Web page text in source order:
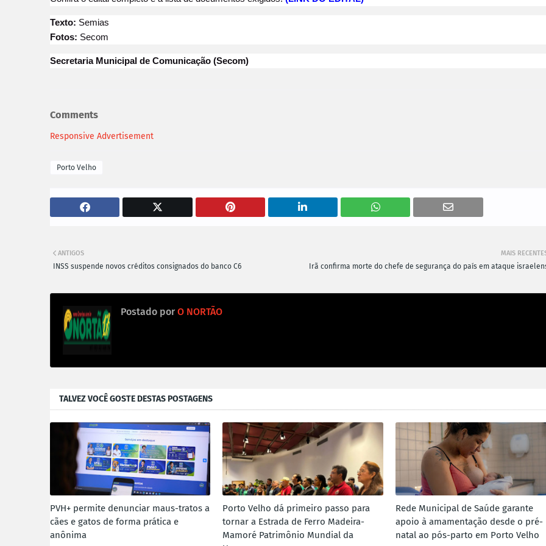
Texto: Semias
Fotos: Secom
Secretaria Municipal de Comunicação (Secom)
Comments
Responsive Advertisement
Porto Velho
MAIS
Irã confirma morte do chefe de segurança do país em ataque
ANTIGOS
INSS suspende novos créditos consignados do banco C6
Postado por O NORTÃO
TALVEZ VOCÊ GOSTE DESTAS POSTAGENS
PVH+ permite denunciar maus-tratos a
cães e gatos de forma prática e
anônima
Porto Velho dá primeiro passo para
tornar a Estrada de Ferro Madeira-
Mamoré Patrimônio Mundial da
Rede Municipal de Saúde garante
apoio à amamentação desde o pré-
natal ao pós-parto em Porto Velho